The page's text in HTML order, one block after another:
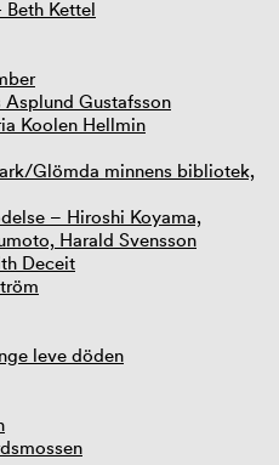
Kettel
Gustafsson
Koolen Hellmin
Glömda minnens bibliotek,
– Hiroshi Koyama,
Harald Svensson
Deceit
leve döden